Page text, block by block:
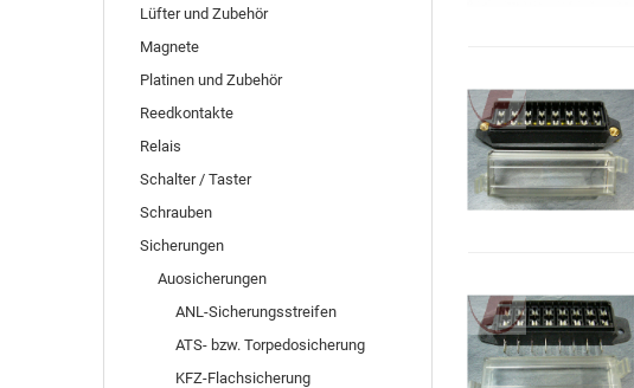
Lüfter und Zubehör
Magnete
Platinen und Zubehör
Reedkontakte
Relais
Schalter / Taster
Schrauben
Sicherungen
Auosicherungen
ANL-Sicherungsstreifen
ATS- bzw. Torpedosicherung
KFZ-Flachsicherung